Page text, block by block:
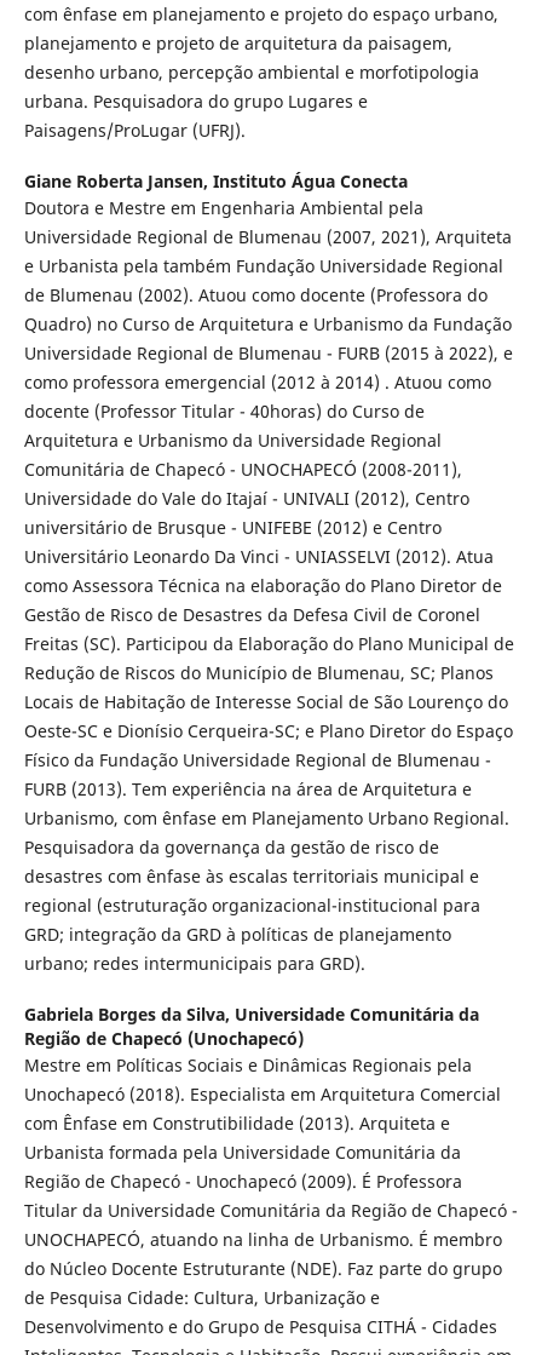
com ênfase em planejamento e projeto do espaço urbano,
planejamento e projeto de arquitetura da paisagem,
desenho urbano, percepção ambiental e morfotipologia
urbana. Pesquisadora do grupo Lugares e
Paisagens/ProLugar (UFRJ).
Giane Roberta Jansen, Instituto Água Conecta
Doutora e Mestre em Engenharia Ambiental pela
Universidade Regional de Blumenau (2007, 2021), Arquiteta
e Urbanista pela também Fundação Universidade Regional
de Blumenau (2002). Atuou como docente (Professora do
Quadro) no Curso de Arquitetura e Urbanismo da Fundação
Universidade Regional de Blumenau - FURB (2015 à 2022), e
como professora emergencial (2012 à 2014) . Atuou como
docente (Professor Titular - 40horas) do Curso de
Arquitetura e Urbanismo da Universidade Regional
Comunitária de Chapecó - UNOCHAPECÓ (2008-2011),
Universidade do Vale do Itajaí - UNIVALI (2012), Centro
universitário de Brusque - UNIFEBE (2012) e Centro
Universitário Leonardo Da Vinci - UNIASSELVI (2012). Atua
como Assessora Técnica na elaboração do Plano Diretor de
Gestão de Risco de Desastres da Defesa Civil de Coronel
Freitas (SC). Participou da Elaboração do Plano Municipal de
Redução de Riscos do Município de Blumenau, SC; Planos
Locais de Habitação de Interesse Social de São Lourenço do
Oeste-SC e Dionísio Cerqueira-SC; e Plano Diretor do Espaço
Físico da Fundação Universidade Regional de Blumenau -
FURB (2013). Tem experiência na área de Arquitetura e
Urbanismo, com ênfase em Planejamento Urbano Regional.
Pesquisadora da governança da gestão de risco de
desastres com ênfase às escalas territoriais municipal e
regional (estruturação organizacional-institucional para
GRD; integração da GRD à políticas de planejamento
urbano; redes intermunicipais para GRD).
Gabriela Borges da Silva, Universidade Comunitária da
Região de Chapecó (Unochapecó)
Mestre em Políticas Sociais e Dinâmicas Regionais pela
Unochapecó (2018). Especialista em Arquitetura Comercial
com Ênfase em Construtibilidade (2013). Arquiteta e
Urbanista formada pela Universidade Comunitária da
Região de Chapecó - Unochapecó (2009). É Professora
Titular da Universidade Comunitária da Região de Chapecó -
UNOCHAPECÓ, atuando na linha de Urbanismo. É membro
do Núcleo Docente Estruturante (NDE). Faz parte do grupo
de Pesquisa Cidade: Cultura, Urbanização e
Desenvolvimento e do Grupo de Pesquisa CITHÁ - Cidades